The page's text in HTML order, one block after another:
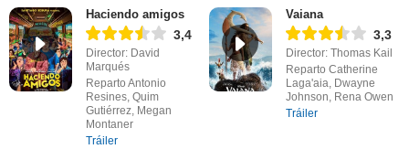
Haciendo amigos
3,4
Director: David
Marqués
Reparto Antonio
Resines, Quim
Gutiérrez, Megan
Montaner
Tráiler
Vaiana
3,3
Director: Thomas Kail
Reparto Catherine
Laga'aia, Dwayne
Johnson, Rena Owen
Tráiler